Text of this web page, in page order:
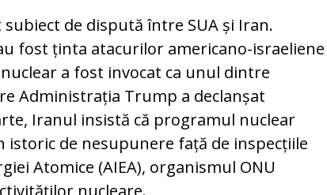
de dispută între SUA și Iran.
fost ținta atacurilor americano-israeliene
a fost invocat ca unul dintre
Administrația Trump a declanșat
Iranul insistă că programul nuclear
istoric de nesupunere față de inspecțiile
Atomice (AIEA), organismul ONU
nucleare.